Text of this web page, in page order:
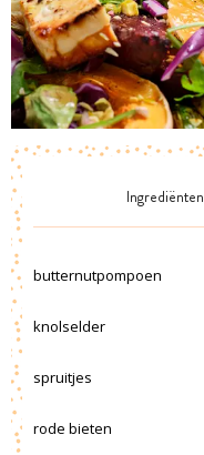
Ingrediënten
butternutpompoen
knolselder
spruitjes
rode bieten